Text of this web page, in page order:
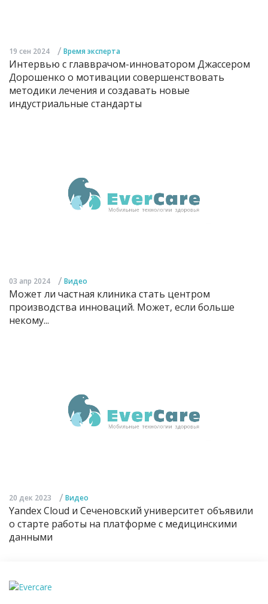
19 сен 2024 / Время эксперта
Интервью с главврачом-инноватором Джассером
Дорошенко о мотивации совершенствовать
методики лечения и создавать новые
индустриальные стандарты
03 апр 2024 / Видео
Может ли частная клиника стать центром
производства инноваций. Может, если больше
некому...
20 дек 2023 / Видео
Yandex Cloud и Сеченовский университет объявили
о старте работы на платформе с медицинскими
данными